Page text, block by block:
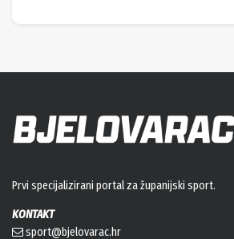
Prvi specijalizirani portal za županijski sport.
KONTAKT
sport@bjelovarac.hr